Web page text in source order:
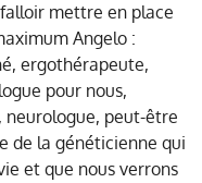
mettre en place
Angelo :
ergothérapeute,
pour nous,
peut-être
de la généticienne qui
et que nous verrons